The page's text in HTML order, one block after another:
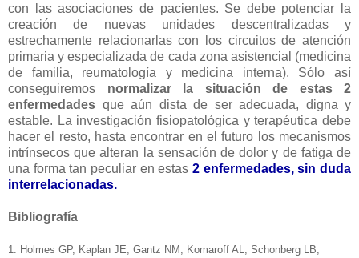
con las asociaciones de pacientes. Se debe potenciar la
creación de nuevas unidades descentralizadas y
estrechamente relacionarlas con los circuitos de atención
primaria y especializada de cada zona asistencial (medicina
de familia, reumatología y medicina interna). Sólo así
conseguiremos normalizar la situación de estas 2
enfermedades que aún dista de ser adecuada, digna y
estable. La investigación fisiopatológica y terapéutica debe
hacer el resto, hasta encontrar en el futuro los mecanismos
intrínsecos que alteran la sensación de dolor y de fatiga de
una forma tan peculiar en estas 2 enfermedades, sin duda
interrelacionadas.
Bibliografía
1. Holmes GP, Kaplan JE, Gantz NM, Komaroff AL, Schonberg LB,